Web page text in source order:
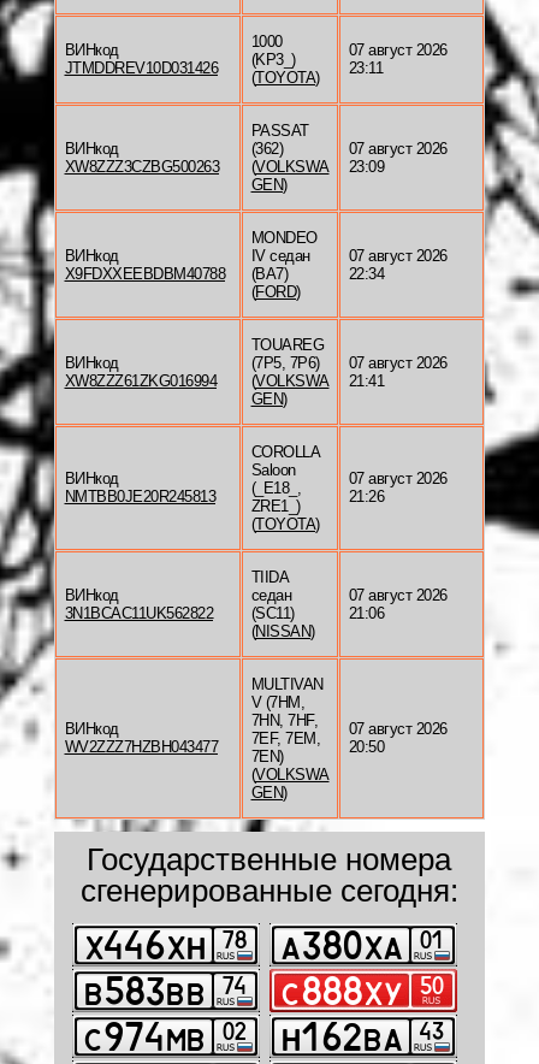
ВИНкод
JTMDDREV10D031426
1000
(KP3_)
(TOYOTA)
07 август 2026
23:11
ВИНкод
XW8ZZZ3CZBG500263
PASSAT
(362)
(VOLKSWA
GEN)
07 август 2026
23:09
ВИНкод
X9FDXXEEBDBM40788
MONDEO
IV седан
(BA7)
(FORD)
07 август 2026
22:34
ВИНкод
XW8ZZZ61ZKG016994
TOUAREG
(7P5, 7P6)
(VOLKSWA
GEN)
07 август 2026
21:41
ВИНкод
NMTBB0JE20R245813
COROLLA
Saloon
(_E18_,
ZRE1_)
(TOYOTA)
07 август 2026
21:26
ВИНкод
3N1BCAC11UK562822
TIIDA
седан
(SC11)
(NISSAN)
07 август 2026
21:06
ВИНкод
WV2ZZZ7HZBH043477
MULTIVAN
V (7HM,
7HN, 7HF,
7EF, 7EM,
7EN)
(VOLKSWA
GEN)
07 август 2026
20:50
Государственные номера
сгенерированные сегодня: